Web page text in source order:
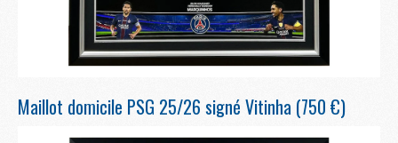
Maillot domicile PSG 25/26 signé Vitinha (750 €)